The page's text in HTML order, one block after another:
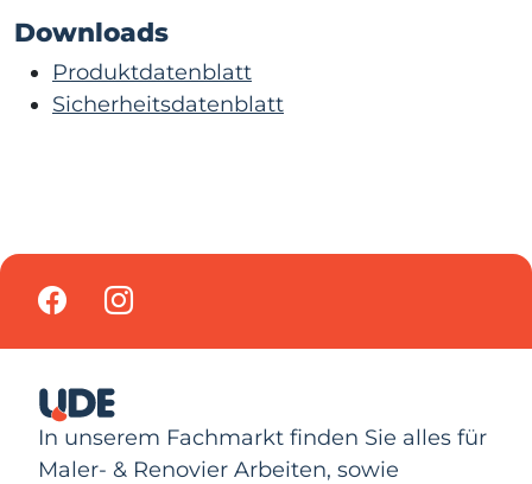
Downloads
Produktdatenblatt
Sicherheitsdatenblatt
In unserem Fachmarkt finden Sie alles für
Maler- & Renovier Arbeiten, sowie